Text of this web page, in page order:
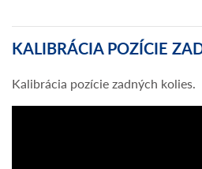
KALIBRÁCIA POZÍCIE
Kalibrácia pozície zadných kolies.